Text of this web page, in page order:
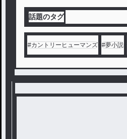
話題のタグ
#カントリーヒューマンズ #夢小説